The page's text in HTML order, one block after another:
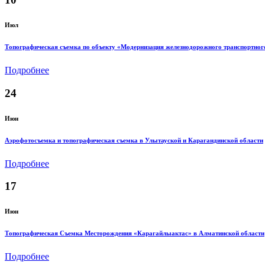
Июл
Топографическая съемка по объекту «Модернизация железнодорожного
Подробнее
24
Июн
Аэрофотосъемка и топографическая съемка в Улытауской и Карагандинской области
Подробнее
17
Июн
Топографическая Съемка Месторождения «Карагайлыактас» в Алматинской области
Подробнее